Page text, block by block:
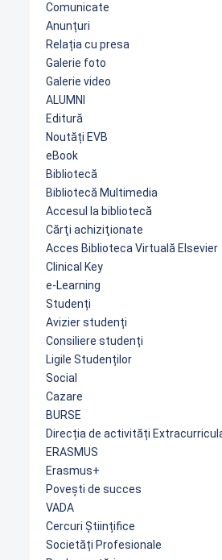
Comunicate
Anunțuri
Relația cu presa
Galerie foto
Galerie video
ALUMNI
Editură
Noutăți EVB
eBook
Bibliotecă
Bibliotecă Multimedia
Accesul la bibliotecă
Cărţi achiziţionate
Acces Biblioteca Virtuală Elsevier
Clinical Key
e-Learning
Studenți
Avizier studenți
Consiliere studenți
Ligile Studenților
Social
Cazare
BURSE
Direcția de activități
ERASMUS
Erasmus+
Povești de succes
VADA
Cercuri Științifice
Societăți Profesionale